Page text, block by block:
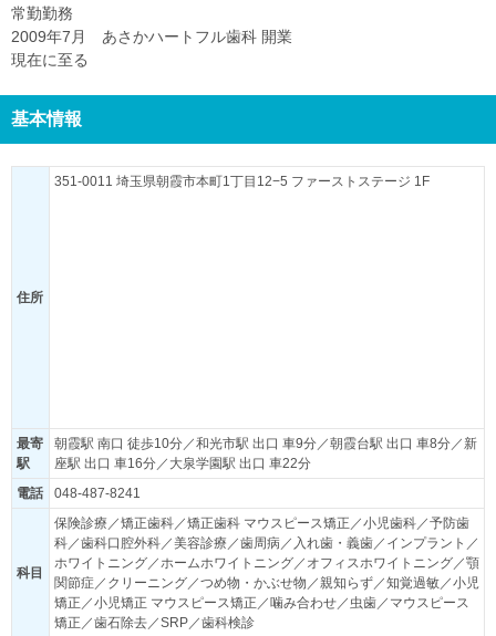
常勤勤務
2009年7月 あさかハートフル歯科 開業
現在に至る
基本情報
住所
351-0011 埼玉県朝霞市本町1丁目12−5 ファーストステージ 1F
最寄
駅
朝霞駅 南口 徒歩10分／和光市駅 出口 車9分／朝霞台駅 出口 車8分／新
座駅 出口 車16分／大泉学園駅 出口 車22分
電話
048-487-8241
科目
保険診療／矯正歯科／矯正歯科 マウスピース矯正／小児歯科／予防歯
科／歯科口腔外科／美容診療／歯周病／入れ歯・義歯／インプラント／
ホワイトニング／ホームホワイトニング／オフィスホワイトニング／顎
関節症／クリーニング／つめ物・かぶせ物／親知らず／知覚過敏／小児
矯正／小児矯正 マウスピース矯正／噛み合わせ／虫歯／マウスピース
矯正／歯石除去／SRP／歯科検診